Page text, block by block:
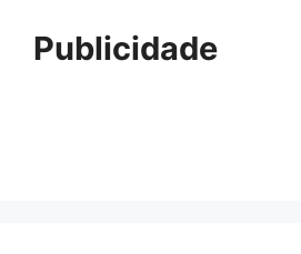
Publicidade